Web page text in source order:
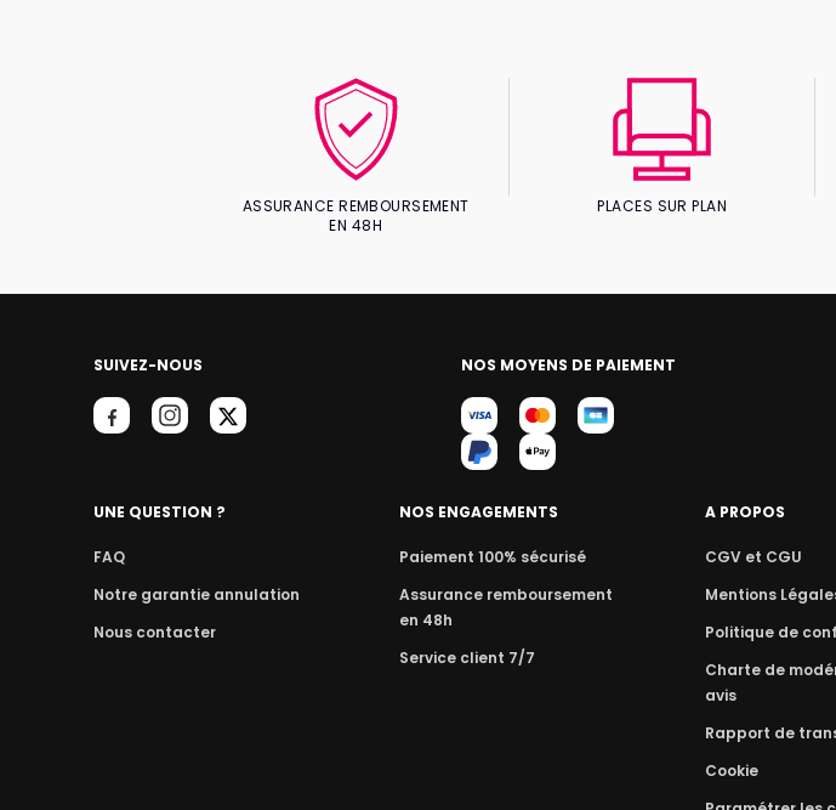
ASSURANCE REMBOURSEMENT
EN 48H
PLACES SUR PLAN
SUIVEZ-NOUS NOS MOYENS DE PAIEMENT
UNE QUESTION ?
FAQ
Notre garantie annulation
Nous contacter
NOS ENGAGEMENTS
Paiement 100% sécurisé
Assurance remboursement
en 48h
Service client 7/7
A PROPOS
CGV et CGU
Mentions
Politique de
Charte de
avis
Rapport de
Cookie